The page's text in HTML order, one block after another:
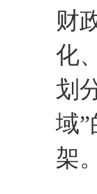
财
化
划
域
架。